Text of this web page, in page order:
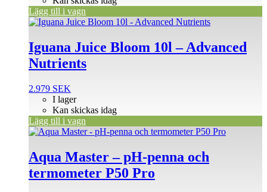
Lägg till i vagn
Iguana Juice Bloom 10l – Advanced
Nutrients
2.979 SEK
I lager
Kan skickas idag
Lägg till i vagn
Aqua Master – pH-penna och
termometer P50 Pro